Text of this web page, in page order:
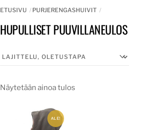
ETUSIVU PURJERENGASHUIVIT
HUPULLISET PUUVILLANEULOS
Näytetään ainoa tulos
ALE!